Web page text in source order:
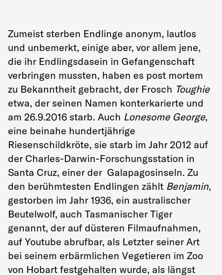
Zumeist sterben Endlinge anonym, lautlos
und unbemerkt, einige aber, vor allem jene,
die ihr Endlingsdasein in Gefangenschaft
verbringen mussten, haben es post mortem
zu Bekanntheit gebracht, der Frosch Toughie
etwa, der seinen Namen konterkarierte und
am 26.9.2016 starb. Auch Lonesome George,
eine beinahe hundertjährige
Riesenschildkröte, sie starb im Jahr 2012 auf
der Charles-Darwin-Forschungsstation in
Santa Cruz, einer der Galapagosinseln. Zu
den berühmtesten Endlingen zählt Benjamin,
gestorben im Jahr 1936, ein australischer
Beutelwolf, auch Tasmanischer Tiger
genannt, der auf düsteren Filmaufnahmen,
auf Youtube abrufbar, als Letzter seiner Art
bei seinem erbärmlichen Vegetieren im Zoo
von Hobart festgehalten wurde, als längst